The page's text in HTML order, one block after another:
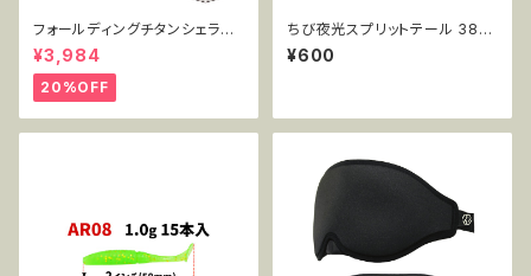
フォールディングチタンシェラカ
ップ 300+450mlセット MT-F
SC2PC
¥3,984
20%OFF
ちび夜光スプリットテール 38m
m 0.7g 15pcs AR71
¥600